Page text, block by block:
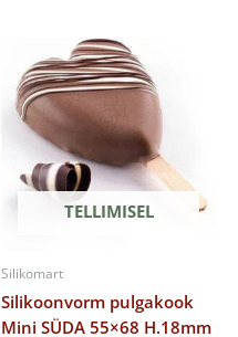
TELLIMISEL
Silikomart
Silikoonvorm pulgakook
Mini SÜDA 55×68 H.18mm